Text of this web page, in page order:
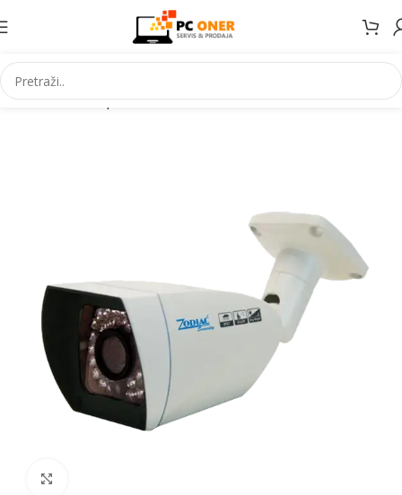
Početna Smartphones Accessories